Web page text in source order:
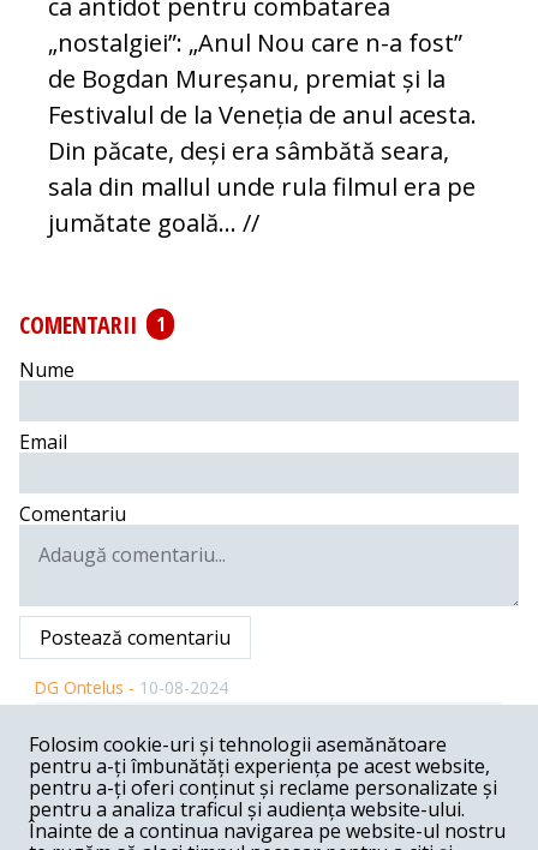
ca antidot pentru combatarea
„nostalgiei”: „Anul Nou care n-a fost”
de Bogdan Mureșanu, premiat și la
Festivalul de la Veneția de anul acesta.
Din păcate, deși era sâmbătă seara,
sala din mallul unde rula filmul era pe
jumătate goală... //
COMENTARII
1
Nume
Email
Comentariu
Postează comentariu
DG Ontelus - 10-08-2024
celor care nu au trăit în regim dictatorial o imagine
edulcorată a trecutului, fie acesta din anii 30, fie din anii
60-70 ai secolului trecut. Evident, anii 40, 50 și 80 sunt
omiși, minciuna ar fi prea gogonată. Dar cine a citit
istorie ori chiar a trăit anii respectivi știe, fără dubiu, că
dictatura nu poate fi superioară moral democrației, fie
Folosim cookie-uri și tehnologii asemănătoare
pentru a-ți îmbunătăți experiența pe acest website,
pentru a-ți oferi conținut și reclame personalizate și
pentru a analiza traficul și audiența website-ului.
Înainte de a continua navigarea pe website-ul nostru